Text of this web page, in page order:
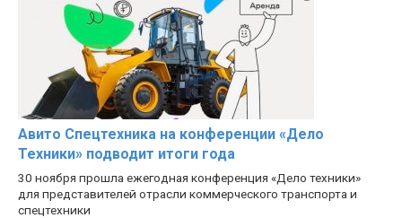
Авито Спецтехника на конференции «Дело
Техники» подводит итоги года
30 ноября прошла ежегодная конференция «Дело техники»
для представителей отрасли коммерческого транспорта и
спецтехники